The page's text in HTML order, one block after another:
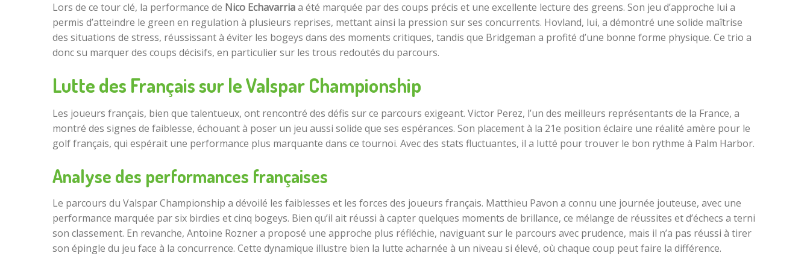
Lors de ce tour clé, la performance de Nico Echavarriaa été marquée par des coups précis et une excellente lecture des greens. Son jeu d’approche lui a
permis d’atteindre le green en regulation à plusieurs reprises, mettant ainsi la pression sur ses concurrents. Hovland, lui, a démontré une solide maîtrise
des situations de stress, réussissant à éviter les bogeys dans des moments critiques, tandis que Bridgeman a profité d’une bonne forme physique. Ce trio a
donc su marquer des coups décisifs, en particulier sur les trous redoutés du parcours.
Lutte des Français sur le Valspar Championship
Les joueurs français, bien que talentueux, ont rencontré des défis sur ce parcours exigeant. Victor Perez, l’un des meilleurs représentants de la France, a
montré des signes de faiblesse, échouant à poser un jeu aussi solide que ses espérances. Son placement à la 21e position éclaire une réalité amère pour le
golf français, qui espérait une performance plus marquante dans ce tournoi. Avec des stats fluctuantes, il a lutté pour trouver le bon rythme à Palm Harbor.
Analyse des performances françaises
Le parcours du Valspar Championship a dévoilé les faiblesses et les forces des joueurs français. Matthieu Pavon a connu une journée jouteuse, avec une
performance marquée par six birdies et cinq bogeys. Bien qu’il ait réussi à capter quelques moments de brillance, ce mélange de réussites et d’échecs a terni
son classement. En revanche, Antoine Rozner a proposé une approche plus réfléchie, naviguant sur le parcours avec prudence, mais il n’a pas réussi à tirer
son épingle du jeu face à la concurrence. Cette dynamique illustre bien la lutte acharnée à un niveau si élevé, où chaque coup peut faire la différence.